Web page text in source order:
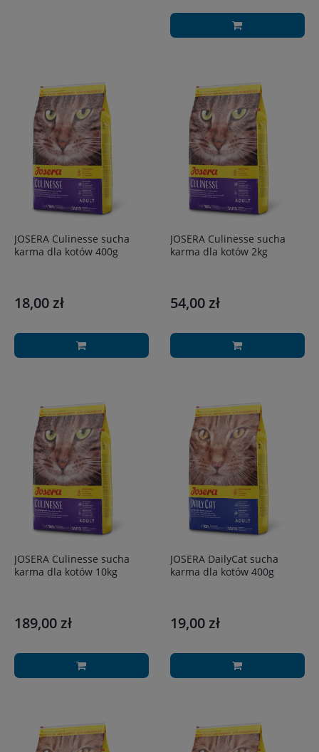
JOSERA Culinesse sucha
karma dla kotów 400g
18,00 zł
JOSERA Culinesse sucha
karma dla kotów 2kg
54,00 zł
JOSERA Culinesse sucha
karma dla kotów 10kg
189,00 zł
JOSERA DailyCat sucha
karma dla kotów 400g
19,00 zł